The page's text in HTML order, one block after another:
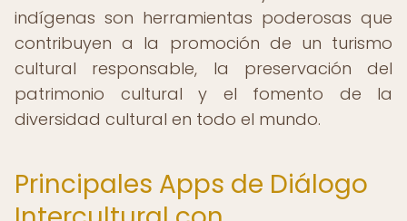
indígenas son herramientas poderosas que
contribuyen a la promoción de un turismo
cultural responsable, la preservación del
patrimonio cultural y el fomento de la
diversidad cultural en todo el mundo.
Principales Apps de Diálogo